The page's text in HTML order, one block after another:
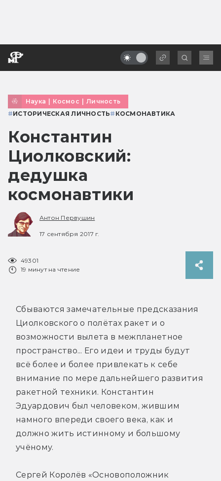
Наука | Космос | Личность
#ИСТОРИЧЕСКАЯ ЛИЧНОСТЬ# КОСМОНАВТИКА
Константин
Циолковский:
дедушка
космонавтики
Антон Первушин
17 сентября 2017 г.
49301
19 минут на чтение
Сбываются замечательные предсказания
Циолковского о полётах ракет и о
возможности вылета в межпланетное
пространство... Его идеи и труды будут
всё более и более привлекать к себе
внимание по мере дальнейшего развития
ракетной техники. Константин
Эдуардович был человеком, жившим
намного впереди своего века, как и
должно жить истинному и большому
учёному.
Сергей Королёв «Основоположник